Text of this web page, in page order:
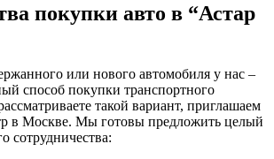
покупки авто в “Астар
или нового автомобиля у нас –
способ покупки транспортного
такой вариант, приглашаем
в Москве. Мы готовы предложить целый
сотрудничества: